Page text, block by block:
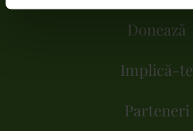
Donează
Implică-te
Parteneri